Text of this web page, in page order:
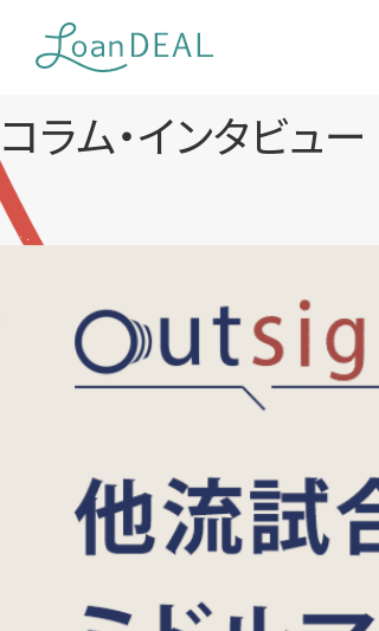
content
コラム・インタビュー